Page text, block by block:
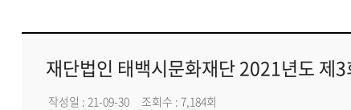
재단법인 태백시문화재단 2021년도 제
작성일 : 21-09-30 조회수 : 7,184회